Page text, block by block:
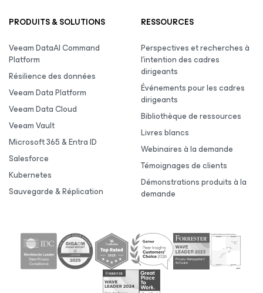
PRODUITS & SOLUTIONS
Veeam DataAI Command
Platform
Résilience des données
Veeam Data Platform
Veeam Data Cloud
Veeam Vault
Microsoft 365 & Entra ID
Salesforce
Kubernetes
Sauvegarde & Réplication
RESSOURCES
Perspectives et recherches à
l’intention des cadres
dirigeants
Événements pour les cadres
dirigeants
Bibliothèque de ressources
Livres blancs
Webinaires à la demande
Témoignages de clients
Démonstrations produits à la
demande